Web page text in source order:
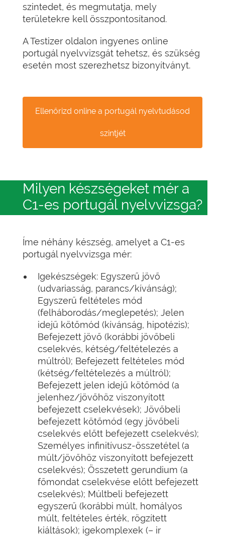
szintedet, és megmutatja, mely
területekre kell összpontosítanod.
A Testizer oldalon ingyenes online
portugál nyelvvizsgát tehetsz, és szükség
esetén most szerezhetsz bizonyítványt.
Ellenőrizd online a portugál nyelvtudásod
szintjét
Milyen készségeket mér a
C1-es portugál nyelvvizsga?
Íme néhány készség, amelyet a C1-es
portugál nyelvvizsga mér:
Igekészségek: Egyszerű jövő
(udvariasság, parancs/kívánság);
Egyszerű feltételes mód
(felháborodás/meglepetés); Jelen
idejű kötőmód (kívánság, hipotézis);
Befejezett jövő (korábbi jövőbeli
cselekvés, kétség/feltételezés a
múltról); Befejezett feltételes mód
(kétség/feltételezés a múltról);
Befejezett jelen idejű kötőmód (a
jelenhez/jövőhöz viszonyított
befejezett cselekvések); Jövőbeli
befejezett kötőmód (egy jövőbeli
cselekvés előtt befejezett cselekvés);
Személyes infinitívusz-összetétel (a
múlt/jövőhöz viszonyított befejezett
cselekvés); Összetett gerundium (a
főmondat cselekvése előtt befejezett
cselekvés); Múltbeli befejezett
egyszerű (korábbi múlt, homályos
múlt, feltételes érték, rögzített
kiáltások); igekomplexek (– ir